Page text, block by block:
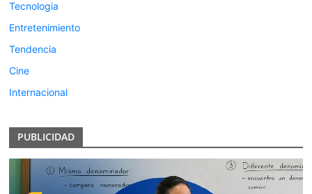
Tecnologia
Entretenimiento
Tendencia
Cine
Internacional
PUBLICIDAD